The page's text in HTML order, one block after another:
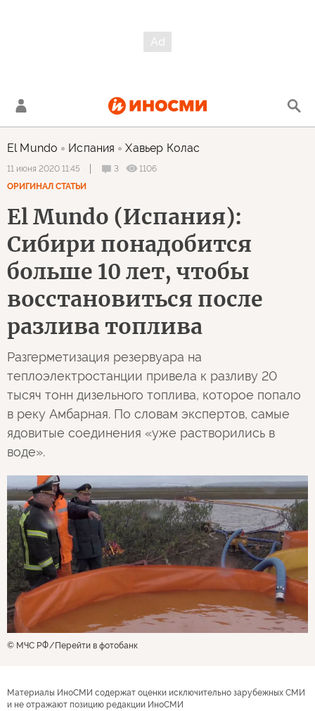
El Mundo Испания Хавьер Колас
11 июня 2020 11:45 3
1106
ОРИГИНАЛ СТАТЬИ
El Mundo (Испания):
Сибири понадобится
больше 10 лет, чтобы
восстановиться после
разлива топлива
Разгерметизация резервуара на
теплоэлектростанции привела к разливу 20
тысяч тонн дизельного топлива, которое попало
в реку Амбарная. По словам экспертов, самые
ядовитые соединения «уже растворились в
воде».
© МЧС РФ Перейти в фотобанк
Материалы ИноСМИ содержат оценки исключительно зарубежных СМИ
и не отражают позицию редакции ИноСМИ